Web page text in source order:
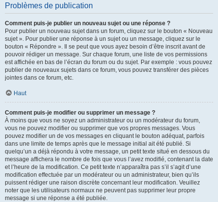
Problèmes de publication
Comment puis-je publier un nouveau sujet ou une réponse ?
Pour publier un nouveau sujet dans un forum, cliquez sur le bouton « Nouveau
sujet ». Pour publier une réponse à un sujet ou un message, cliquez sur le
bouton « Répondre ». Il se peut que vous ayez besoin d’être inscrit avant de
pouvoir rédiger un message. Sur chaque forum, une liste de vos permissions
est affichée en bas de l’écran du forum ou du sujet. Par exemple : vous pouvez
publier de nouveaux sujets dans ce forum, vous pouvez transférer des pièces
jointes dans ce forum, etc.
Haut
Comment puis-je modifier ou supprimer un message ?
À moins que vous ne soyez un administrateur ou un modérateur du forum,
vous ne pouvez modifier ou supprimer que vos propres messages. Vous
pouvez modifier un de vos messages en cliquant le bouton adéquat, parfois
dans une limite de temps après que le message initial ait été publié. Si
quelqu’un a déjà répondu à votre message, un petit texte situé en dessous du
message affichera le nombre de fois que vous l’avez modifié, contenant la date
et l’heure de la modification. Ce petit texte n’apparaîtra pas s’il s’agit d’une
modification effectuée par un modérateur ou un administrateur, bien qu’ils
puissent rédiger une raison discrète concernant leur modification. Veuillez
noter que les utilisateurs normaux ne peuvent pas supprimer leur propre
message si une réponse a été publiée.